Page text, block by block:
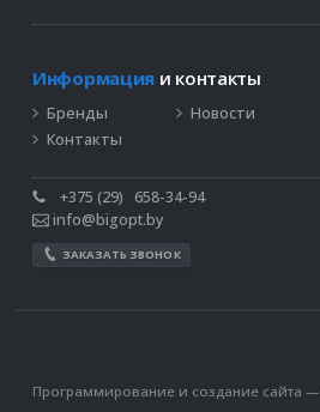
Информация и контакты
Бренды
Новости
Контакты
+375 (29)
658-34-94
info@bigopt.by
ЗАКАЗАТЬ ЗВОНОК
Программирование и создание сайта —